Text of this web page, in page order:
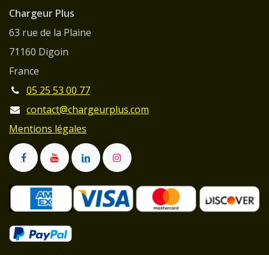
Chargeur Plus
63 rue de la Plaine
71160 Digoin
France
05 25 53 00 77
contact@chargeurplus.com
Mentions légales